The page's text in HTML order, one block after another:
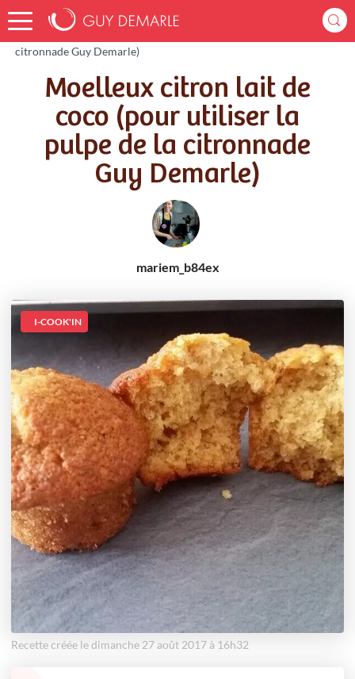
Accueil
Recettes
Moelleux citron lait de coco (pour utiliser la pulpe de la
citronnade Guy Demarle)
Moelleux citron lait de
coco (pour utiliser la
pulpe de la citronnade
Guy Demarle)
mariem_b84ex
I-COOK'IN
Recette créée le dimanche 27 août 2017 à 16h32